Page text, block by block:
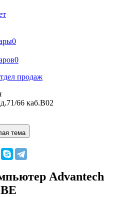
0
0
продаж
66 каб.B02
тема
Advantech